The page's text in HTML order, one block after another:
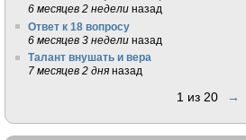
6 месяцев 2 недели назад
Ответ к 18 вопросу
6 месяцев 3 недели назад
Талант внушать и вера
7 месяцев 2 дня назад
1 из 20 →